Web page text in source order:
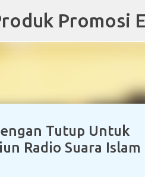
content
Tutup Untuk
Radio Suara Islam